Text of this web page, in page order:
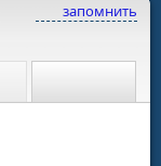
запомнить